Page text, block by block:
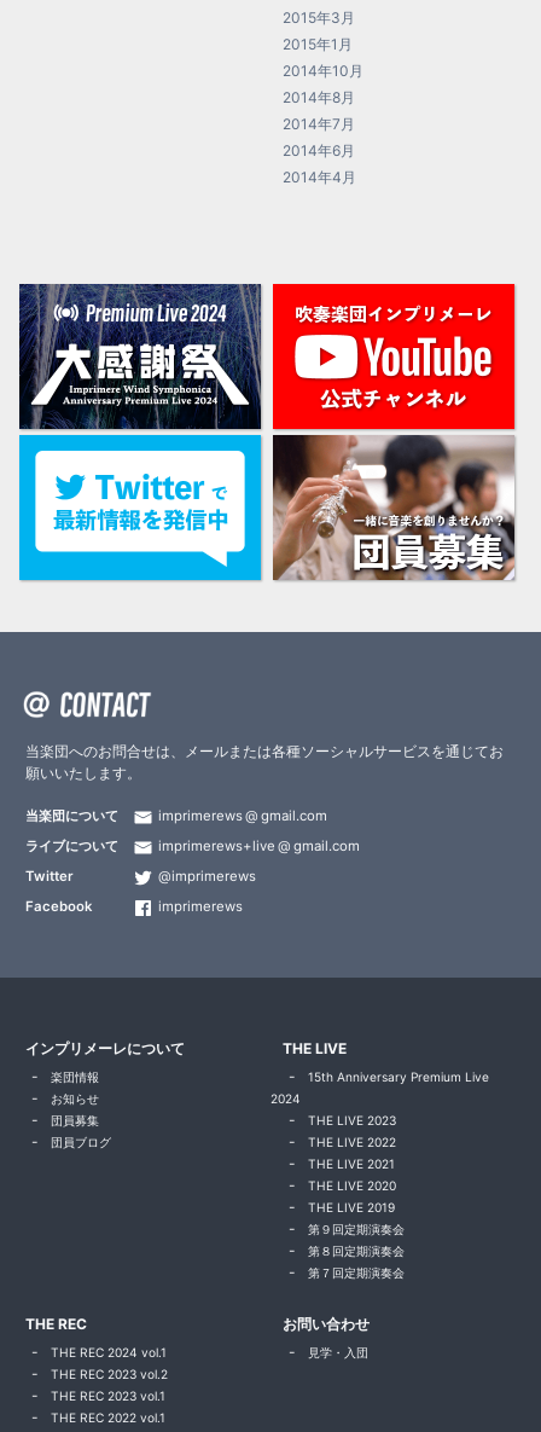
2015年3月
2015年1月
2014年10月
2014年8月
2014年7月
2014年6月
2014年4月
当楽団へのお問合せは、メールまたは各種ソーシャルサービスを通じてお
願いいたします。
当楽団について imprimerews
gmail.com
ライブについて
imprimerews+live
gmail.com
Twitter
@imprimerews
Facebook
imprimerews
インプリメーレについて
楽団情報
お知らせ
団員募集
団員ブログ
THE LIVE
15th Anniversary Premium Live
2024
THE LIVE 2023
THE LIVE 2022
THE LIVE 2021
THE LIVE 2020
THE LIVE 2019
第９回定期演奏会
第８回定期演奏会
第７回定期演奏会
THE REC
THE REC 2024 vol.1
THE REC 2023 vol.2
THE REC 2023 vol.1
THE REC 2022 vol.1
お問い合わせ
見学・入団